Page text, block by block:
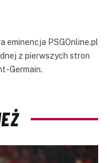
eminencja PSGOnline.pl
z pierwszych stron
Germain.